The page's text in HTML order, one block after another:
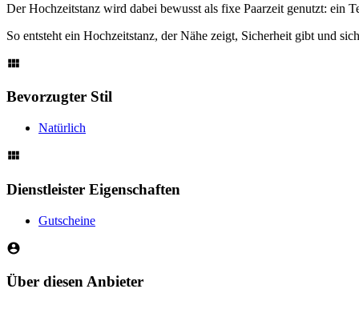
Der Hochzeitstanz wird dabei bewusst als fixe Paarzeit genutzt: ein
So entsteht ein Hochzeitstanz, der Nähe zeigt, Sicherheit gibt und
Bevorzugter Stil
Natürlich
Dienstleister Eigenschaften
Gutscheine
Über diesen Anbieter